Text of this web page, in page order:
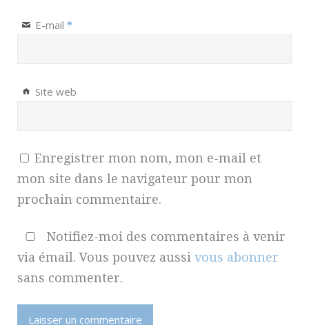
E-mail *
Site web
Enregistrer mon nom, mon e-mail et
mon site dans le navigateur pour mon
prochain commentaire.
Notifiez-moi des commentaires à venir
via émail. Vous pouvez aussi vous abonner
sans commenter.